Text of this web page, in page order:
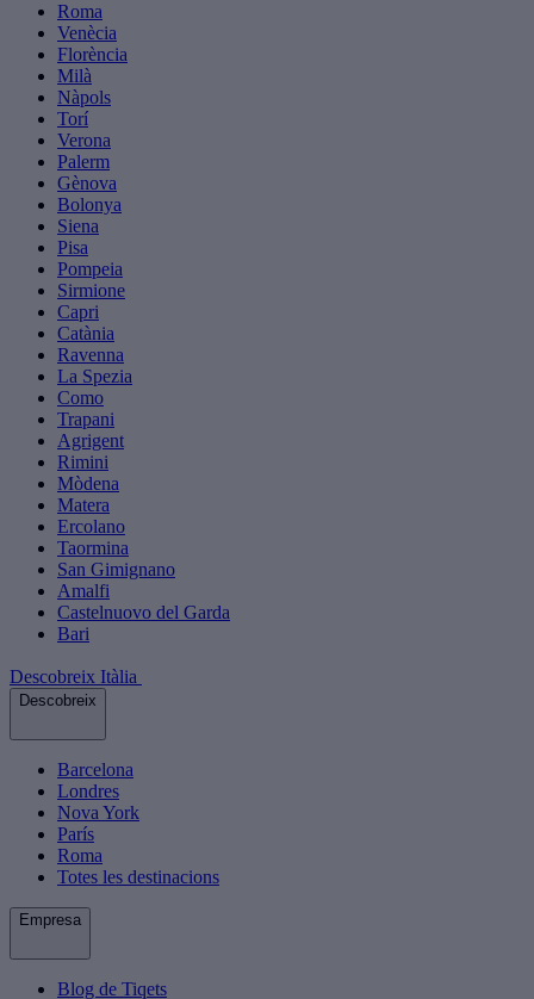
Roma
Venècia
Florència
Milà
Nàpols
Torí
Verona
Palerm
Gènova
Bolonya
Siena
Pisa
Pompeia
Sirmione
Capri
Catània
Ravenna
La Spezia
Como
Trapani
Agrigent
Rimini
Mòdena
Matera
Ercolano
Taormina
San Gimignano
Amalfi
Castelnuovo del Garda
Bari
Descobreix Itàlia
Descobreix
Barcelona
Londres
Nova York
París
Roma
Totes les destinacions
Empresa
Blog de Tiqets